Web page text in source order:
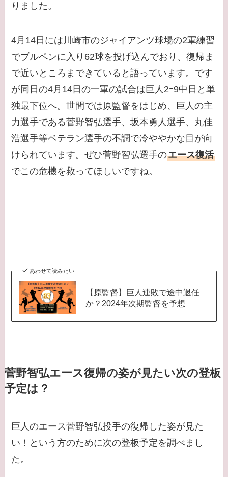
りました。
4月14日には川崎市のジャイアンツ球場の2軍練習
でブルペンに入り62球を投げ込んでおり、復帰ま
で近いところまできていると語っています。です
が同日の4月14日の一軍の試合は巨人2ｰ9中日と単
独最下位へ。世間では原監督をはじめ、巨人の主
力選手である菅野智弘選手、坂本勇人選手、丸佳
浩選手等ベテラン選手の不調で冷ややかな目が向
けられています。ぜひ菅野智弘選手のエース復活
でこの危機を救ってほしいですね。
あわせて読みたい
【原監督】巨人連敗で途中退任
か？2024年次期監督を予想
菅野智弘エース復帰の姿が見たい次の登板
予定は？
巨人のエース菅野智弘投手の復帰した姿が見た
い！という方のために次の登板予定を調べまし
た。